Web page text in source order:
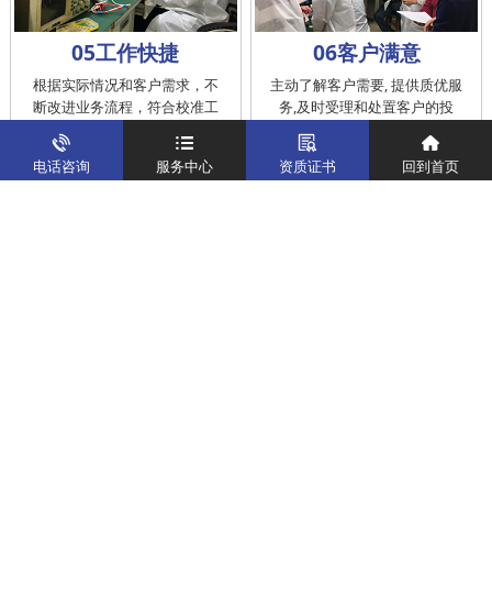
05工作快捷
根据实际情况和客户需求，不
断改进业务流程，符合校准工
作在服务的时间标准内完成
06客户满意
主动了解客户需要, 提供质优服
务,及时受理和处置客户的投
诉，提供快捷、方便的后续服
电话咨询 服务中心 资质证书 回到首页